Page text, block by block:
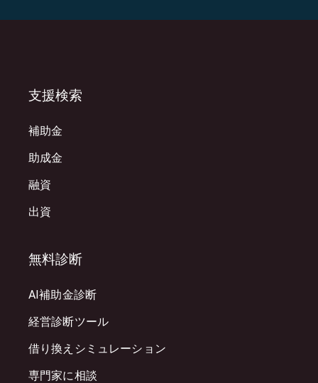
支援検索
補助金
助成金
融資
出資
無料診断
AI補助金診断
経営診断ツール
借り換えシミュレーション
専門家に相談